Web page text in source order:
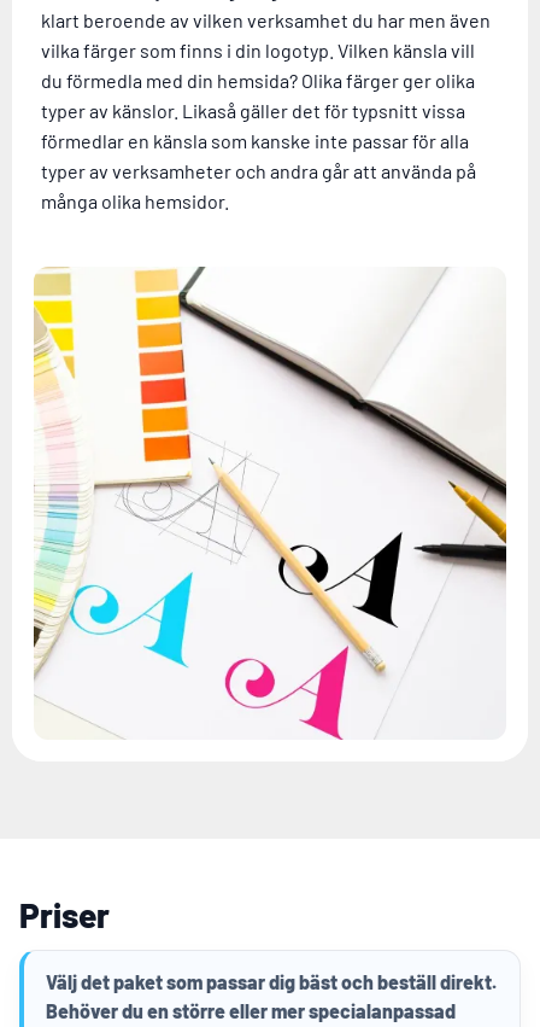
klart beroende av vilken verksamhet du har men även
vilka färger som finns i din logotyp. Vilken känsla vill
du förmedla med din hemsida? Olika färger ger olika
typer av känslor. Likaså gäller det för typsnitt vissa
förmedlar en känsla som kanske inte passar för alla
typer av verksamheter och andra går att använda på
många olika hemsidor.
Priser
Välj det paket som passar dig bäst och beställ direkt.
Behöver du en större eller mer specialanpassad